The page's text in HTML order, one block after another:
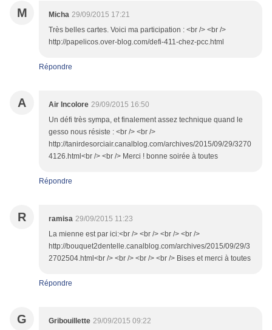
M Micha 29/09/2015 17:21
Très belles cartes. Voici ma participation : <br /> <br />
http://papelicos.over-blog.com/defi-411-chez-pcc.html
Répondre
A Air Incolore 29/09/2015 16:50
Un défi très sympa, et finalement assez technique quand le
gesso nous résiste : <br /> <br />
http://tanirdesorciair.canalblog.com/archives/2015/09/29/3270
4126.html<br /> <br /> Merci ! bonne soirée à toutes
Répondre
R ramisa 29/09/2015 11:23
La mienne est par ici:<br /> <br /> <br /> <br />
http://bouquet2dentelle.canalblog.com/archives/2015/09/29/3
2702504.html<br /> <br /> <br /> <br /> Bises et merci à toutes
Répondre
G Gribouillette 29/09/2015 09:22